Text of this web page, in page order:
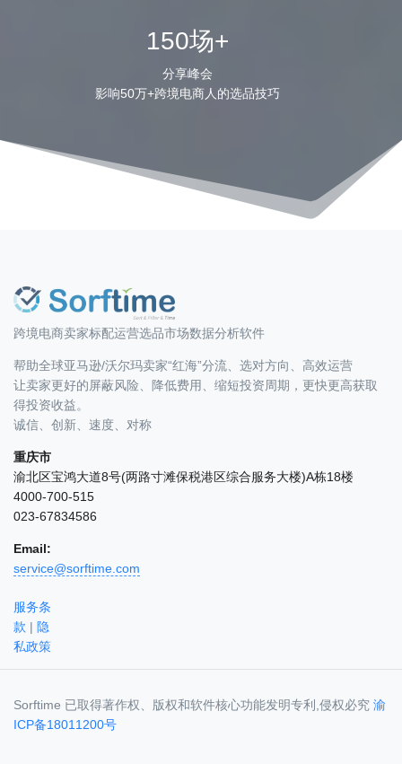
150场+
分享峰会
影响50万+跨境电商人的选品技巧
跨境电商卖家标配运营选品市场数据分析软件
帮助全球亚马逊/沃尔玛卖家“红海”分流、选对方向、高效运营
让卖家更好的屏蔽风险、降低费用、缩短投资周期，更快更高获取
得投资收益。
诚信、创新、速度、对称
重庆市
渝北区宝鸿大道8号(两路寸滩保税港区综合服务大楼)A栋18楼
4000-700-515
023-67834586
Email:
service@sorftime.com
服务条
款 | 隐
私政策
Sorftime 已取得著作权、版权和软件核心功能发明专利,侵权必究 渝
ICP备18011200号